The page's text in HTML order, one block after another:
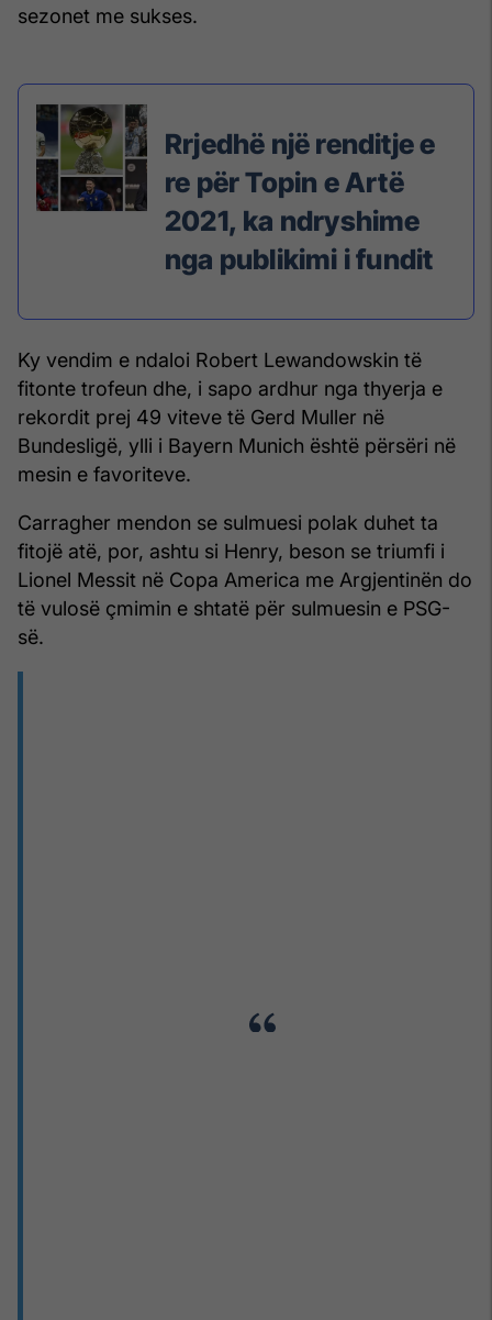
sezonet me sukses.
Rrjedhë një renditje e
re për Topin e Artë
2021, ka ndryshime
nga publikimi i fundit
Ky vendim e ndaloi Robert Lewandowskin të
fitonte trofeun dhe, i sapo ardhur nga thyerja e
rekordit prej 49 viteve të Gerd Muller në
Bundesligë, ylli i Bayern Munich është përsëri në
mesin e favoriteve.
Carragher mendon se sulmuesi polak duhet ta
fitojë atë, por, ashtu si Henry, beson se triumfi i
Lionel Messit në Copa America me Argjentinën do
të vulosë çmimin e shtatë për sulmuesin e PSG-
së.